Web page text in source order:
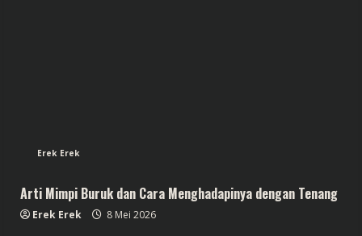
Erek Erek
Arti Mimpi Buruk dan Cara Menghadapinya dengan Tenang
Erek Erek 8 Mei 2026